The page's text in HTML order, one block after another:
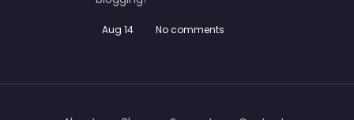
Aug 14 No comments